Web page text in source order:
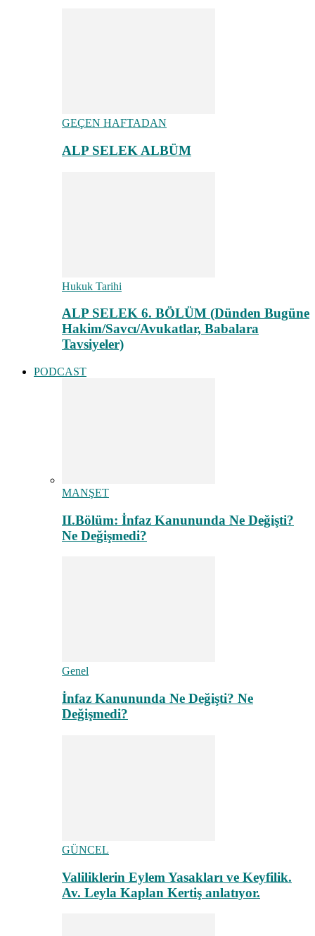
GEÇEN HAFTADAN
ALP SELEK ALBÜM
Hukuk Tarihi
ALP SELEK 6. BÖLÜM (Dünden Bugüne
Hakim/Savcı/Avukatlar, Babalara
Tavsiyeler)
PODCAST
MANŞET
II.Bölüm: İnfaz Kanununda Ne Değişti?
Ne Değişmedi?
Genel
İnfaz Kanununda Ne Değişti? Ne
Değişmedi?
GÜNCEL
Valiliklerin Eylem Yasakları ve Keyfilik.
Av. Leyla Kaplan Kertiş anlatıyor.